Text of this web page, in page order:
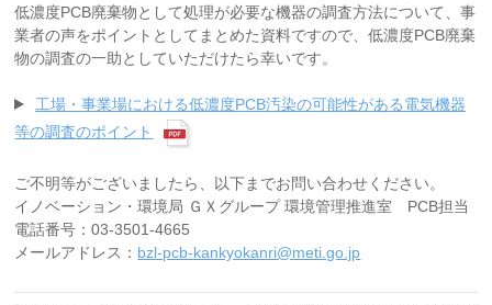
低濃度PCB廃棄物として処理が必要な機器の調査方法について、事
業者の声をポイントとしてまとめた資料ですので、低濃度PCB廃棄
物の調査の一助としていただけたら幸いです。
工場・事業場における低濃度PCB汚染の可能性がある電気機器
等の調査のポイント
ご不明等がございましたら、以下までお問い合わせください。
イノベーション・環境局 ＧＸグループ 環境管理推進室 PCB担当
電話番号：03-3501-4665
メールアドレス： bzl-pcb-kankyokanri@meti.go.jp